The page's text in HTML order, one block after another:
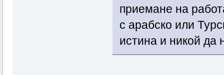
приемане на
с арабско или
истина и никой да